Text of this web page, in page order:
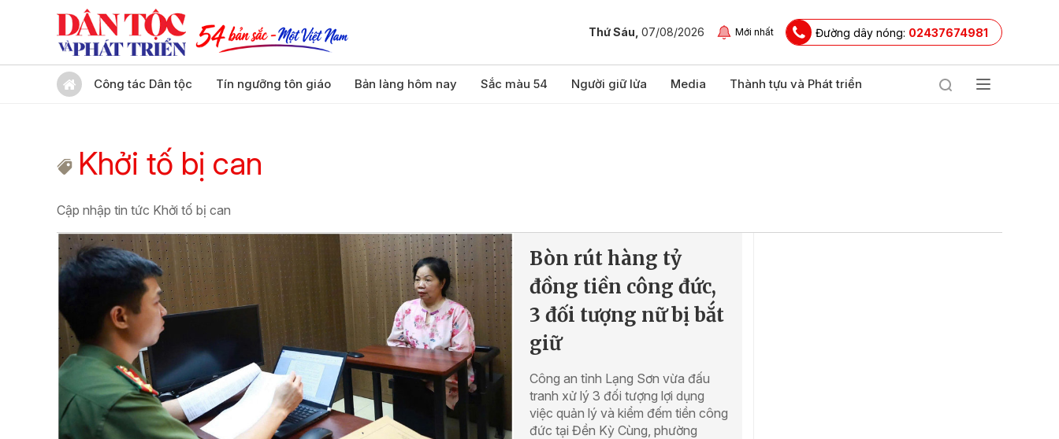
Thứ Sáu, 07/08/2026 Mới nhất Đường dây nóng: 02437674981
Công tác Dân tộc Tín ngưỡng tôn giáo Bản làng hôm nay Sắc màu 54 Người giữ lửa Media Thành tựu và Phát triển
Khởi tố bị can
Cập nhập tin tức Khởi tố bị can
Bòn rút hàng tỷ
đồng tiền công đức,
3 đối tượng nữ bị bắt
giữ
Công an tỉnh Lạng Sơn vừa đấu
tranh xử lý 3 đối tượng lợi dụng
việc quản lý và kiểm đếm tiền công
đức tại Đền Kỳ Cùng, phường